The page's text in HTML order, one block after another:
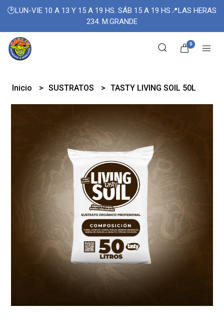
🕑LUN-VIE 10 A 13 Y 15 A 19 HS. SÁB 15 A 19 HS📍LAS HERAS
234. M.GRANDE
0
Inicio SUSTRATOS TASTY LIVING SOIL 50L